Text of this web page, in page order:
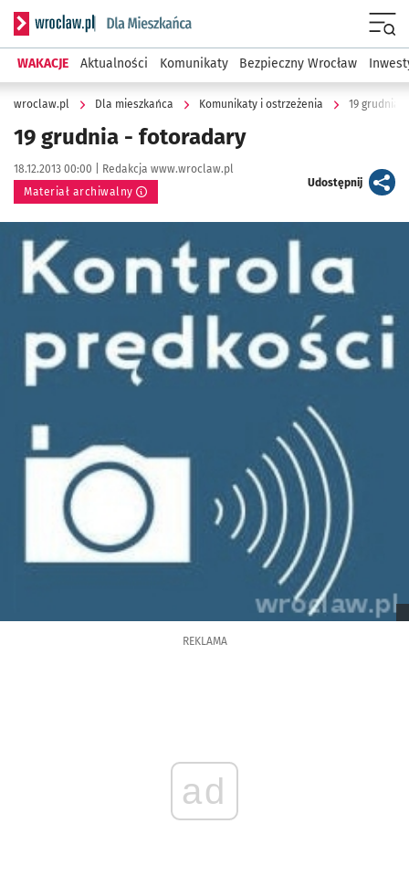
Serwis informacyjny wroclaw.pl podserwis: Dla mieszkańca
WAKACJE Aktualności Komunikaty Bezpieczny Wrocław
wroclaw.pl Dla mieszkańca Komunikaty i ostrzeżenia 19 grudnia
19 grudnia - fotoradary
Data publikacji:
18.12.2013 00:00 | Autor:
Redakcja www.wroclaw.pl
Materiał archiwalny
Udostępnijartykuł
REKLAMA
ad